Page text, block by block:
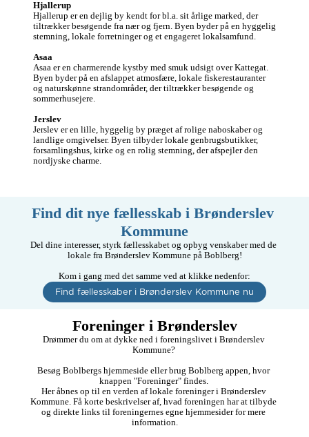
Hjallerup
Hjallerup er en dejlig by kendt for bl.a. sit årlige marked, der
tiltrækker besøgende fra nær og fjern. Byen byder på en hyggelig
stemning, lokale forretninger og et engageret lokalsamfund.
Asaa
Asaa er en charmerende kystby med smuk udsigt over Kattegat.
Byen byder på en afslappet atmosfære, lokale fiskerestauranter
og naturskønne strandområder, der tiltrækker besøgende og
sommerhusejere.
Jerslev
Jerslev er en lille, hyggelig by præget af rolige naboskaber og
landlige omgivelser. Byen tilbyder lokale genbrugsbutikker,
forsamlingshus, kirke og en rolig stemning, der afspejler den
nordjyske charme.
Find dit nye fællesskab i Brønderslev
Kommune
Del dine interesser, styrk fællesskabet og opbyg venskaber med de
lokale fra Brønderslev Kommune på Boblberg!
Kom i gang med det samme ved at klikke nedenfor:
Find fællesskaber i Brønderslev Kommune nu
Foreninger i Brønderslev
Drømmer du om at dykke ned i foreningslivet i Brønderslev
Kommune?
Besøg Boblbergs hjemmeside eller brug Boblberg appen, hvor
knappen "Foreninger" findes.
Her åbnes op til en verden af lokale foreninger i Brønderslev
Kommune. Få korte beskrivelser af, hvad foreningen har at tilbyde
og direkte links til foreningernes egne hjemmesider for mere
information.